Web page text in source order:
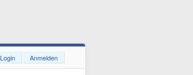
Login Anmelden